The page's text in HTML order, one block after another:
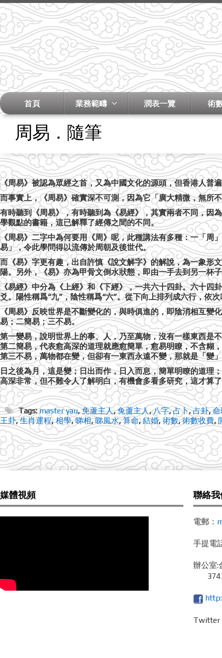
首頁 業務範疇 潤表一覽 術
周易．隨筆
《周易》被認為眾經之首，又為中國文化的源頭，但香港人普
而事實上，《周易》確實深不可測，因為它「廣大精微，無所
有時聽到《周易》，有時聽到為《易經》，其實兩者不同，因
學觀點的書籍，這已解釋了經傳之間的不同。
《周易》二字中為何要用《周》呢，此種講法有多種：一「周
易」，令此學問得以流傳於周朝及後世代。
而《易》字更有趣，出自許慎《說文解字》的解說，為一象形
陽。另外，《易》亦為甲骨文倒水狀態，即由一手去到另一杯
《易經》中分為《上經》和《下經》，一共六十四卦。六十四
爻。陽性稱爲“九”，陰性稱爲“六”。從下向上排列成六行，依
《周易》反映世界是不斷變化的，與時俱進的，即陰消相互變
易；二簡易；三不易。
第一變易，說明世界上的事、人，乃至萬物，沒有一樣東西是
第二簡易，代表愈高深的道理就應愈簡單，愈易明瞭，不含糊
第三不易，萬物都在變，但卻有一東西永遠不變，那就是「變
日之後為月，這是變；日出而作，日入而息，簡單明瞭的道理
高深非常，但不難令人了解明白，有機會多看多研究，這才算
Tags:master yau,免蘆主人,兔蘆主人,八字,占卜,占卦,
王卦,生肖運程,相學,睇相,睇風水,算命,結婚, 術數,術數收費,
媒體視頻 聯絡我
電郵：
手提電
辦公室: